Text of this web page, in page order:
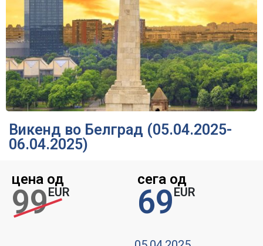
Викенд во Белград (05.04.2025-
06.04.2025)
цена од
99EUR
сега од
69 EUR